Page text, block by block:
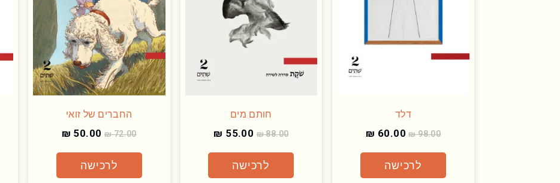
דלד
₪98.00
₪ 60.00
לרכישה
חותם מים
₪88.00
₪ 55.00
לרכישה
החברים של זואי
₪72.00
₪ 50.00
לרכישה